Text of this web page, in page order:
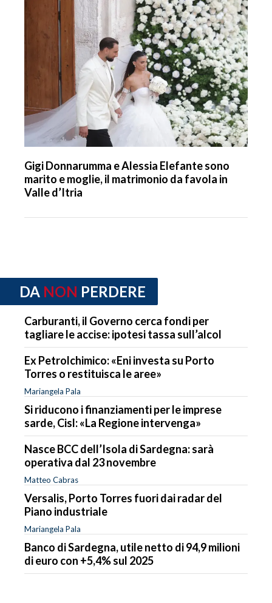
Gigi Donnarumma e Alessia Elefante sono
marito e moglie, il matrimonio da favola in
Valle d’Itria
DA NON PERDERE
Carburanti, il Governo cerca fondi per
tagliare le accise: ipotesi tassa sull’alcol
Ex Petrolchimico: «Eni investa su Porto
Torres o restituisca le aree»
Mariangela Pala
Si riducono i finanziamenti per le imprese
sarde, Cisl: «La Regione intervenga»
Nasce BCC dell’Isola di Sardegna: sarà
operativa dal 23 novembre
Matteo Cabras
Versalis, Porto Torres fuori dai radar del
Piano industriale
Mariangela Pala
Banco di Sardegna, utile netto di 94,9 milioni
di euro con +5,4% sul 2025